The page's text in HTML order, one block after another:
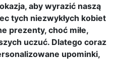
aby wyrazić naszą
tych niezwykłych kobiet
prezenty, choć miłe,
uczuć. Dlatego coraz
upominki,